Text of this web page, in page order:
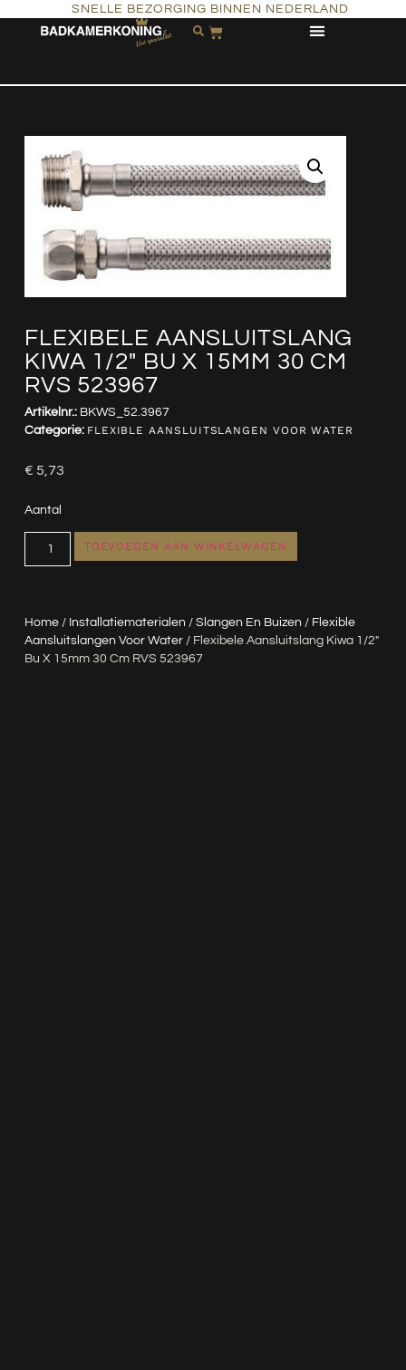
SNELLE BEZORGING BINNEN NEDERLAND
FLEXIBELE AANSLUITSLANG
KIWA 1/2″ BU X 15MM 30 CM
RVS 523967
Home/ Installatiematerialen / Slangen En Buizen / Flexible
Aansluitslangen Voor Water/ Flexibele Aansluitslang Kiwa 1/2″
Bu X 15mm 30 Cm RVS 523967
Artikelnr.: BKWS_52.3967
Categorie: FLEXIBLE AANSLUITSLANGEN VOOR WATER
€ 5,73
Aantal
TOEVOEGEN AAN WINKELWAGEN